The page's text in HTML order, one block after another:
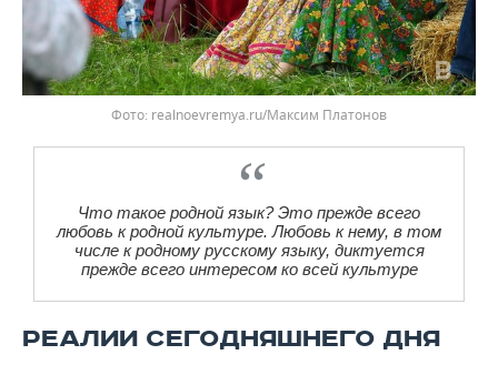
realnoevremya.ru/Максим Платонов
Что такое родной язык? Это прежде всего
любовь к родной культуре. Любовь к нему, в том
числе к родному русскому языку, диктуется
прежде всего интересом ко всей культуре
РЕАЛИИ СЕГОДНЯШНЕГО ДНЯ